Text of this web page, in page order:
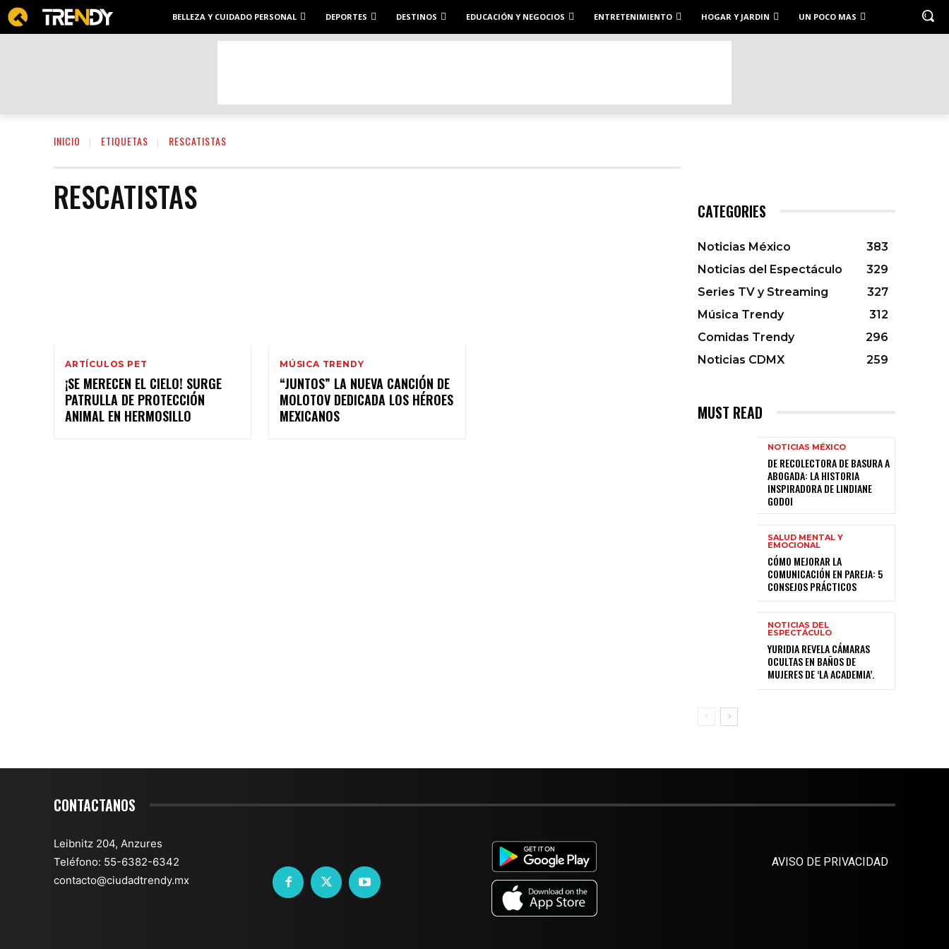
BELLEZA Y CUIDADO PERSONAL DEPORTES DESTINOS EDUCACIÓN Y NEGOCIOS ENTRETENIMIENTO HOGAR Y JARDIN UN POCO MAS
INICIO ETIQUETAS RESCATISTAS
RESCATISTAS
ARTÍCULOS PET
¡SE MERECEN EL CIELO! SURGE
PATRULLA DE PROTECCIÓN
ANIMAL EN HERMOSILLO
MÚSICA TRENDY
“JUNTOS” LA NUEVA CANCIÓN DE
MOLOTOV DEDICADA LOS HÉROES
MEXICANOS
CATEGORIES
Noticias México
383
Noticias del Espectáculo
329
Series TV y Streaming
327
Música Trendy
312
Comidas Trendy
296
Noticias CDMX
259
MUST READ
NOTICIAS MÉXICO
DE RECOLECTORA DE BASURA A
ABOGADA: LA HISTORIA
INSPIRADORA DE LINDIANE
GODOI
SALUD MENTAL Y
EMOCIONAL
CÓMO MEJORAR LA
COMUNICACIÓN EN PAREJA: 5
CONSEJOS PRÁCTICOS
NOTICIAS DEL
ESPECTÁCULO
YURIDIA REVELA CÁMARAS
OCULTAS EN BAÑOS DE
MUJERES DE ‘LA ACADEMIA’.
CONTACTANOS
Leibnitz 204, Anzures
Teléfono: 55-6382-6342
contacto@ciudadtrendy.mx
AVISO DE PRIVACIDAD